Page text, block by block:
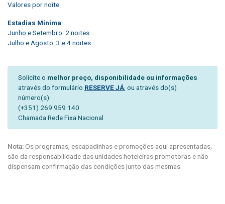
Valores por noite
Estadias Minima
Junho e Setembro: 2 noites
Julho e Agosto: 3 e 4 noites
Solicite o melhor preço, disponibilidade ou informações
através do formulário RESERVE JÁ, ou através do(s)
número(s):
(+351) 269 959 140
Chamada Rede Fixa Nacional
Nota:Os programas, escapadinhas e promoções aqui apresentadas,
são da responsabilidade das unidades hoteleiras promotoras e não
dispensam confirmação das condições junto das mesmas.